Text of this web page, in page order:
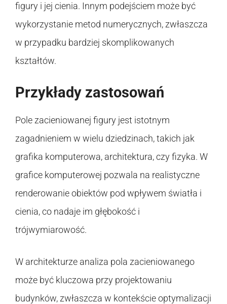
figury i jej cienia. Innym podejściem może być
wykorzystanie metod numerycznych, zwłaszcza
w przypadku bardziej skomplikowanych
kształtów.
Przykłady zastosowań
Pole zacieniowanej figury jest istotnym
zagadnieniem w wielu dziedzinach, takich jak
grafika komputerowa, architektura, czy fizyka. W
grafice komputerowej pozwala na realistyczne
renderowanie obiektów pod wpływem światła i
cienia, co nadaje im głębokość i
trójwymiarowość.
W architekturze analiza pola zacieniowanego
może być kluczowa przy projektowaniu
budynków, zwłaszcza w kontekście optymalizacji